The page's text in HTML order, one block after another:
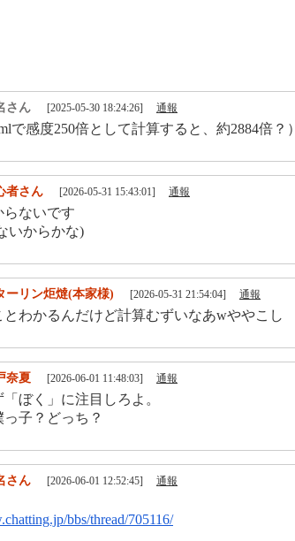
さん [2025-05-30 18:24:26] 通報
で感度250倍として計算すると、約2884倍？）
者さん [2026-05-31 15:43:01] 通報
らないです
いからかな)
ーリン炬燵(本家様) [2026-05-31 21:54:04] 通報
とわかるんだけど計算むずいなあwややこし
奈夏 [2026-06-01 11:48:03] 通報
ぼく」に注目しろよ。
子？どっち？
さん [2026-06-01 12:52:45] 通報
bbs/thread/705116/